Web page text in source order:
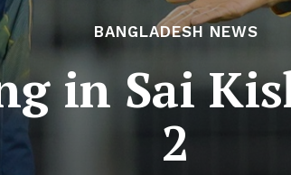
BANGLADESH NEWS
in Sai
2